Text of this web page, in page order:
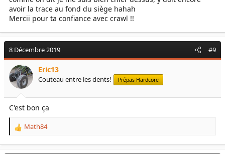
avoir la trace au fond du siège hahah
Mercii pour ta confiance avec crawl !!
8 Décembre 2019 #9
Eric13
Couteau entre les dents! Prépas Hardcore
C'est bon ça
R
Math84